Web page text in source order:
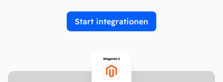
Start integrationen